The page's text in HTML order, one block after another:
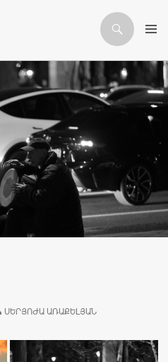
ՍԵՐՅՈԺԱ ԱՌԱՔԵԼՅԱՆ